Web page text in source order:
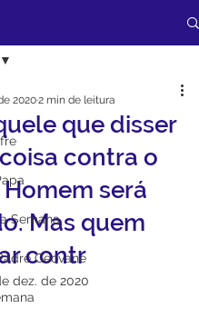
Semana
Geovane
que disser
contra o
será
Mas quem
contr
20202 min de leitura
dez. de 2020